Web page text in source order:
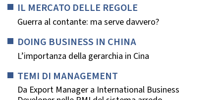
IL MERCATO DELLE REGOLE
Guerra al contante: ma serve davvero?
DOING BUSINESS IN CHINA
L’importanza della gerarchia in Cina
TEMI DI MANAGEMENT
Da Export Manager a International Business